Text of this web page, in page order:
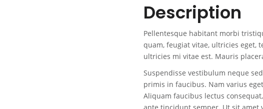
Description
Pellentesque habitant morbi
quam, feugiat vitae, ultricies eget,
ultricies mi vitae est. Mauris
Suspendisse vestibulum neque
primis in faucibus. Nam varius
Aliquam faucibus lectus